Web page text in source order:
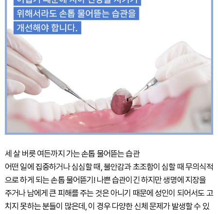
세 살 버릇 여든까지 가는 손톱 물어뜯는 습관
어떤 일에 집중하거나 심심할 때, 불안감과 초조함이 심할 때 무의식적
으로 하게 되는 손톱 물어뜯기! 나쁜 습관이긴 하지만 생명에 지장을
주거나 남에게 큰 피해를 주는 것은 아니기 때문에 성인이 되어서도 고
치지 못하는 분들이 많은데, 이 경우 다양한 신체 문제가 발생할 수 있